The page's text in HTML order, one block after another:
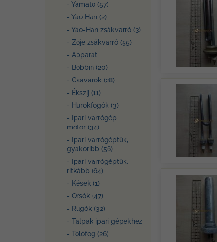
- Yamato (57)
- Yao Han (2)
- Yao-Han zsákvarró (3)
- Zoje zsákvarró (55)
- Apparát
- Bobbin (20)
- Csavarok (28)
- Ékszíj (11)
- Hurokfogók (3)
- Ipari varrógép
motor (34)
- Ipari varrógéptűk,
gyakoribb (56)
- Ipari varrógéptűk,
ritkább (64)
- Kések (1)
- Orsók (47)
- Rugók (32)
- Talpak ipari gépekhez
- Tolófog (26)